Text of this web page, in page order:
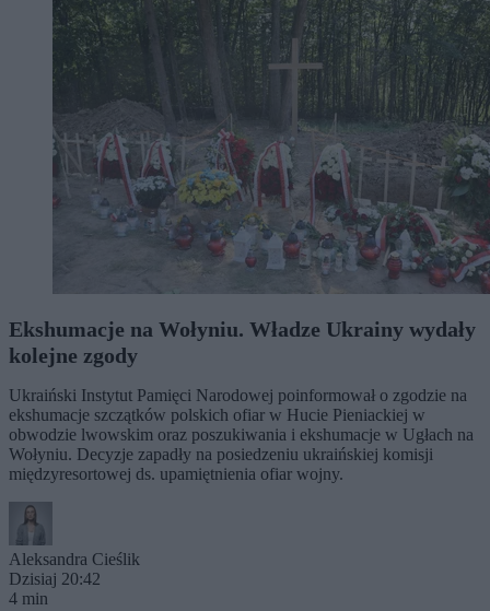
Ekshumacje na Wołyniu. Władze Ukrainy wydały
kolejne zgody
Ukraiński Instytut Pamięci Narodowej poinformował o zgodzie na
ekshumacje szczątków polskich ofiar w Hucie Pieniackiej w
obwodzie lwowskim oraz poszukiwania i ekshumacje w Ugłach na
Wołyniu. Decyzje zapadły na posiedzeniu ukraińskiej komisji
międzyresortowej ds. upamiętnienia ofiar wojny.
Aleksandra Cieślik
Dzisiaj 20:42
4 min